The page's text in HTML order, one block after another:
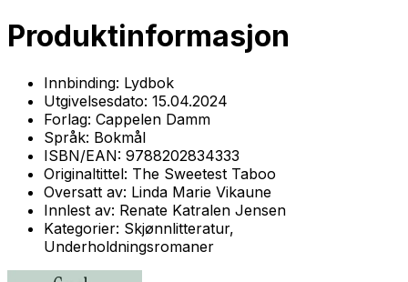
Produktinformasjon
Innbinding: Lydbok
Utgivelsesdato: 15.04.2024
Forlag: Cappelen Damm
Språk: Bokmål
ISBN/EAN: 9788202834333
Originaltittel: The Sweetest Taboo
Oversatt av: Linda Marie Vikaune
Innlest av: Renate Katralen Jensen
Kategorier: Skjønnlitteratur,
Underholdningsromaner